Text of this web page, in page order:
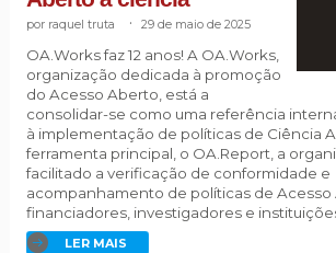
raquel truta 29 de maio de 2025
OA.Works faz 12 anos! A OA.Works,
organização dedicada à promoção
do Acesso Aberto, está a
consolidar-se como uma referência
à implementação de políticas de Ciência
ferramenta principal, o OA.Report, a
facilitado a verificação de conformidade e
acompanhamento de políticas de
financiadores, investigadores e
LER MAIS